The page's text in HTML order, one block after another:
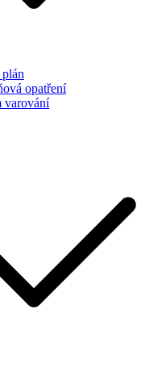
opatření
varování